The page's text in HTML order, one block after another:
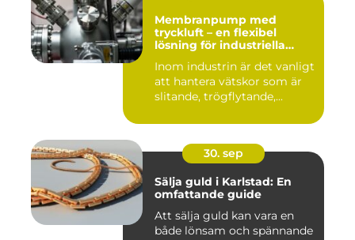
Membranpump med
tryckluft – en flexibel
lösning för industriella
Inom industrin är det vanligt
att hantera vätskor som är
slitande, trögflytande,...
30. sep
Sälja guld i Karlstad: En
omfattande guide
Att sälja guld kan vara en
både lönsam och spännande